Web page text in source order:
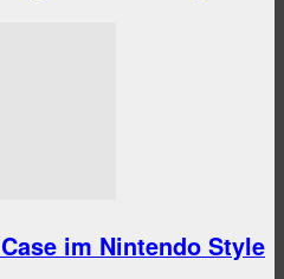
im Nintendo Style